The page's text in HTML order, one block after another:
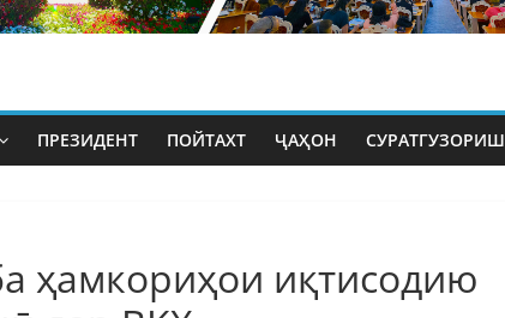
ПРЕЗИДЕНТ ПОЙТАХТ ҶАҲОН СУРАТГУЗОРИШ
ҳамкориҳои иқтисодию